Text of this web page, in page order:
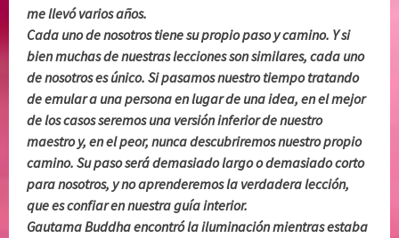
me llevó varios años.
Cada uno de nosotros tiene su propio paso y camino. Y si
bien muchas de nuestras lecciones son similares, cada uno
de nosotros es único. Si pasamos nuestro tiempo tratando
de emular a una persona en lugar de una idea, en el mejor
de los casos seremos una versión inferior de nuestro
maestro y, en el peor, nunca descubriremos nuestro propio
camino. Su paso será demasiado largo o demasiado corto
para nosotros, y no aprenderemos la verdadera lección,
que es confiar en nuestra guía interior.
Gautama Buddha encontró la iluminación mientras estaba